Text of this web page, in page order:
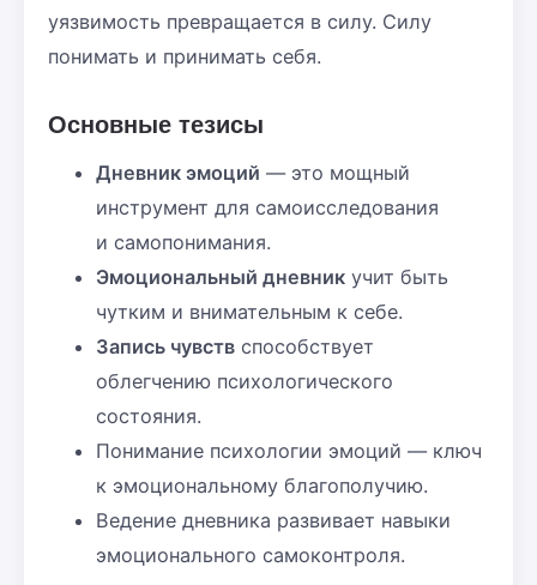
уязвимость превращается в силу. Силу
понимать и принимать себя.
Основные тезисы
Дневник эмоций — это мощный
инструмент для самоисследования
и самопонимания.
Эмоциональный дневник учит быть
чутким и внимательным к себе.
Запись чувств способствует
облегчению психологического
состояния.
Понимание психологии эмоций — ключ
к эмоциональному благополучию.
Ведение дневника развивает навыки
эмоционального самоконтроля.